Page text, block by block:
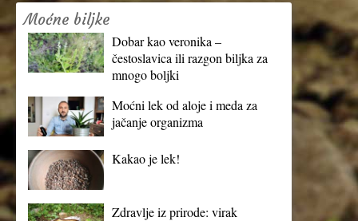
Moćne biljke
Dobar kao veronika –
čestoslavica ili razgon biljka za
mnogo boljki
Moćni lek od aloje i meda za
jačanje organizma
Kakao je lek!
Zdravlje iz prirode: virak